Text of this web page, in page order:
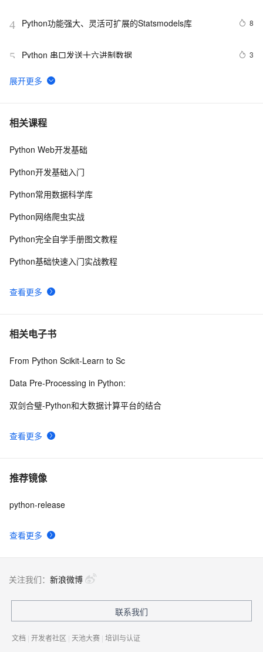
4 Python功能强大、灵活可扩展的Statsmodels库 8
5 Python 串口发送十六进制数据 3
6 python join 和 split的常用使用方法
7 python 模块初始
8 python中使用and和or来实现其它语言中的?号表达式
10Python PIL远程命令执行漏洞复现(CVE-2017-8291
相关课程
查看更多
Python Web开发基础
Python开发基础入门
Python常用数据科学库
Python网络爬虫实战
Python完全自学手册图文教程
Python基础快速入门实战教程
相关电子书
查看更多
From Python Scikit-Learn to Sc
Data Pre-Processing in Python:
双剑合璧-Python和大数据计算平台的结合
推荐镜像
查看更多
python-release
关注我们： 新浪微博
联系我们
文档 | 开发者社区 | 天池大赛 | 培训与认证